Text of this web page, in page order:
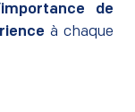
de
à chaque